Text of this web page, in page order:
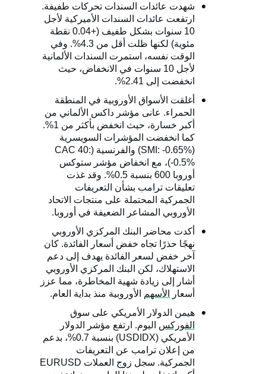
شهدت عائدات السندات تحركات طفيفة.
ارتفعت عائدات السندات الأميركية لأجل
10 سنوات بشكل طفيف (+0.04 نقطة
مئوية) لكنها ظلت أقل من 4.3%. وفي
الوقت نفسه، استمرت السندات الألمانية
لأجل 10 سنوات في الانخفاض، حيث
انخفضت إلى 2.41%.
أغلقت الأسواق الأوروبية في المنطقة
الحمراء. عانى مؤشر داكس الألماني من
أكبر خسارة، حيث انخفض بأكثر من 1%.
كما انخفضت المؤشرات السويسرية
(
SMI: -0.65%) والفرنسية (CAC 40:
-0.5%)، مع انخفاض مؤشر ستوكس
أوروبا 600 بنسبة 0.5%. وقد غذت
تعليقات ترامب بشأن التعريفات
الجمركية المحتملة على منتجات الاتحاد
الأوروبي المشاعر الضعيفة في أوروبا.
أكدت محاضر البنك المركزي الأوروبي
نهجًا حذرًا تجاه خفض أسعار الفائدة. كان
آخر خفض لسعر الفائدة يهدف إلى دعم
الاستهلاك، لكن البنك المركزي الأوروبي
أشار إلى زيادة شهية المخاطرة، مما عزز
أسعار
الأسهم
الأوروبية منذ بداية العام.
هيمن الدولار الأمريكي على سوق
الفوركس اليوم. ارتفع مؤشر الدولار
الأمريكي (USDIDX
) بنسبة 0.7%، بدعم
من إعلان ترامب عن التعريفات
الجمركية. سجل زوج العملات EURUSD